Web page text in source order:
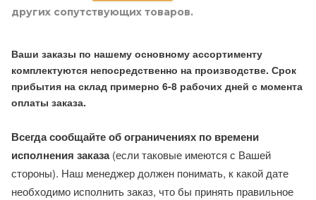
других сопутствующих товаров.
Ваши заказы по нашему основному ассортименту
комплектуются непосредственно на производстве. Срок
прибытия на склад примерно 6-8 рабочих дней с момента
оплаты заказа.
Всегда сообщайте об ограничениях по времени
исполнения заказа(если таковые имеются с Вашей
стороны). Наш менеджер должен понимать, к какой дате
необходимо исполнить заказ, что бы принять правильное